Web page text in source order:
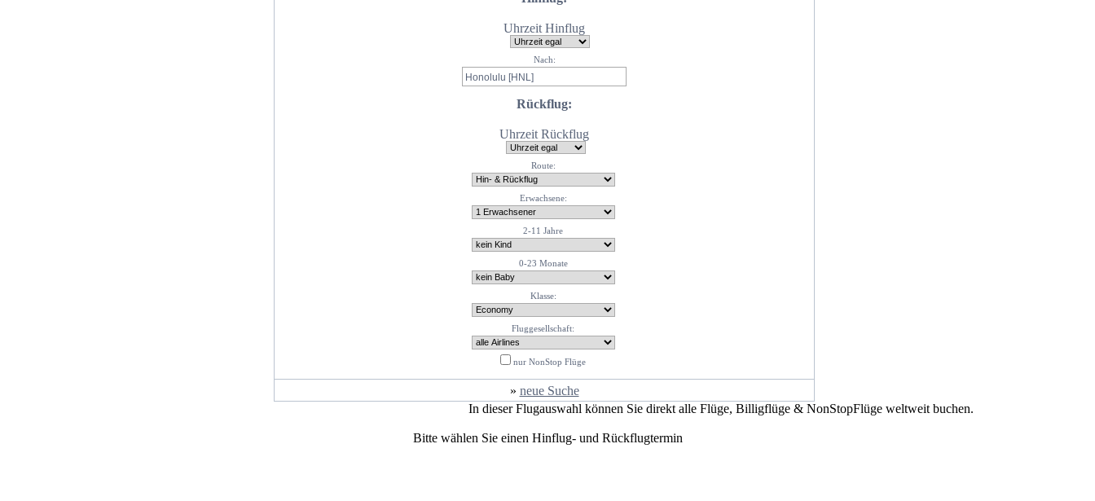
Uhrzeit Hinflug
Nach:
Rückflug:
Uhrzeit Rückflug
Route:
Erwachsene:
2-11 Jahre
0-23 Monate
Klasse:
Fluggesellschaft:
nur NonStop Flüge
» neue Suche
In dieser Flugauswahl können Sie direkt alle Flüge, Billigflüge & NonStopFlüge weltweit buchen.
Bitte wählen Sie einen Hinflug- und Rückflugtermin